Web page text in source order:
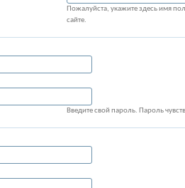
Пожалуйста, укажите здесь имя
сайте.
Введите свой пароль. Пароль